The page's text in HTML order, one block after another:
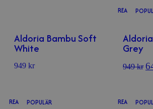
Aldoria Bambu Soft
White
949 kr
Grey
949kr
REA
REA POPULÄR REA